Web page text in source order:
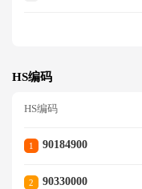
HS编码
HS编码
1 90184900
2 90330000